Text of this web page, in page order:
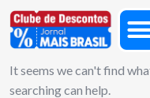
It seems we can't find
searching can help.